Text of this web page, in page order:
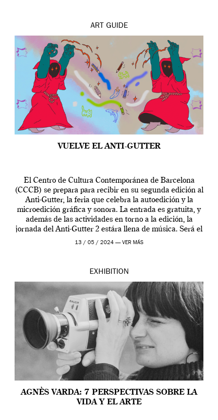
ART GUIDE
VUELVE EL ANTI-GUTTER
El Centro de Cultura Contemporánea de Barcelona
(CCCB) se prepara para recibir en su segunda edición al
Anti-Gutter, la feria que celebra la autoedición y la
microedición gráfica y sonora. La entrada es gratuita, y
además de las actividades en torno a la edición, la
jornada del Anti-Gutter 2 estára llena de música. Será el
[…]
13 / 05 / 2024 — VER MÁS
EXHIBITION
AGNÈS VARDA: 7 PERSPECTIVAS SOBRE LA
VIDA Y EL ARTE